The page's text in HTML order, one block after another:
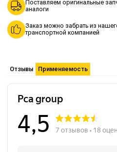
Поставляем оригинальные
аналоги
Заказ можно забрать из
транспортной компанией
Отзывы Применяемость